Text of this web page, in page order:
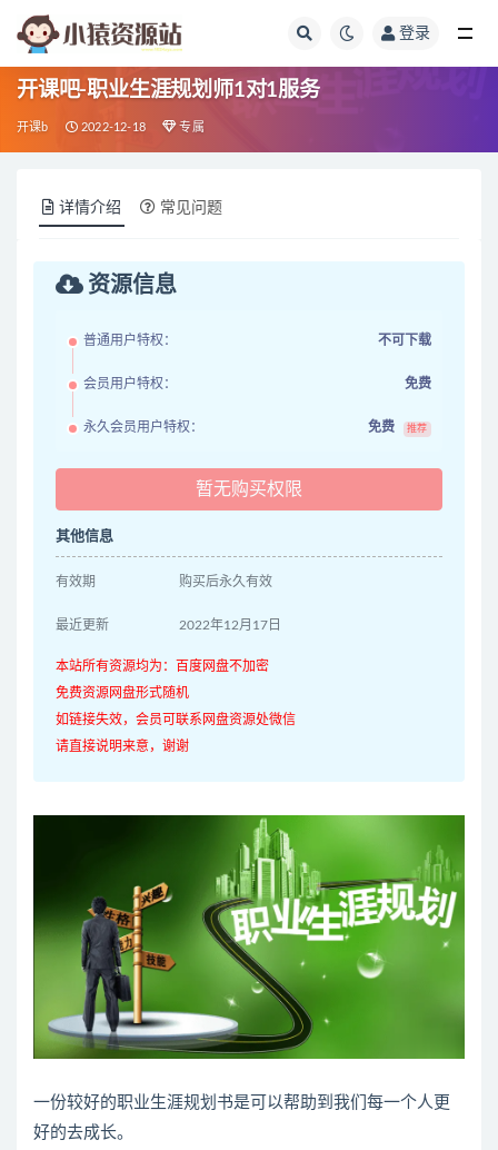
登录
开课吧-职业生涯规划师1对1服务
开课b 2022-12-18 专属
详情介绍 常见问题
资源信息
普通用户特权： 不可下载
会员用户特权： 免费
永久会员用户特权： 免费 推荐
暂无购买权限
其他信息
有效期 购买后永久有效
最近更新 2022年12月17日
本站所有资源均为：百度网盘不加密
免费资源网盘形式随机
如链接失效，会员可联系网盘资源处微信
请直接说明来意，谢谢
一份较好的职业生涯规划书是可以帮助到我们每一个人更
好的去成长。